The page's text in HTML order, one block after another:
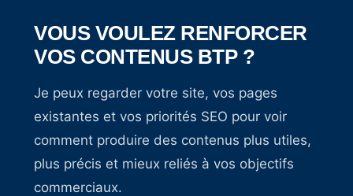
VOUS VOULEZ RENFORCER
VOS CONTENUS BTP ?
Je peux regarder votre site, vos pages
existantes et vos priorités SEO pour voir
comment produire des contenus plus utiles,
plus précis et mieux reliés à vos objectifs
commerciaux.